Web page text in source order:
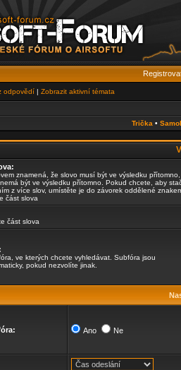
odpovědí | Zobrazit aktivní témata
Trička •
znamená, že slovo musí být ve výsledku
být ve výsledku přítomno. Pokud chcete, aby
z více slov, umístěte je do závorek oddělené
část slova
část slova
ve kterých chcete vyhledávat. Subfóra jsou
pokud nezvolíte jinak.
Ano Ne